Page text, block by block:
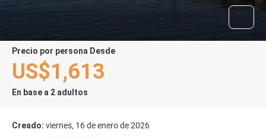
precio por persona Desde
US$1,613
En base a 2 adultos
Creado: viernes, 16 de enero de 2026